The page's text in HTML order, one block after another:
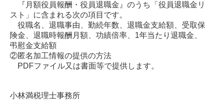
『月額役員報酬・役員退職金』のうち「役員退職金リ
スト」に含まれる次の項目です。
役職名、退職事由、勤続年数、退職金支給額、受取保
険金、退職時報酬月額、功績倍率、1年当たり退職金、
弔慰金支給額
②匿名加工情報の提供の方法
PDFファイル又は書面等で提供します。
小林満税理士事務所